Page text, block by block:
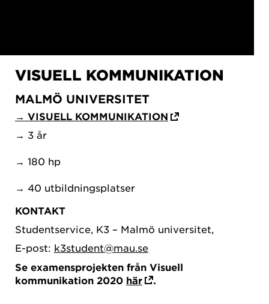
VISUELL KOMMUNIKATION
MALMÖ UNIVERSITET
→ VISUELL KOMMUNIKATION
→ 3 år
→ 180 hp
→ 40 utbildningsplatser
KONTAKT
Studentservice, K3 – Malmö universitet,
E-post: k3student@mau.se
Se examensprojekten från Visuell
kommunikation 2020 här .